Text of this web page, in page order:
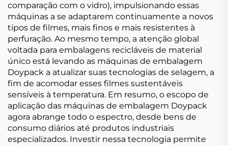
comparação com o vidro), impulsionando essas
máquinas a se adaptarem continuamente a novos
tipos de filmes, mais finos e mais resistentes à
perfuração. Ao mesmo tempo, a atenção global
voltada para embalagens recicláveis de material
único está levando as máquinas de embalagem
Doypack a atualizar suas tecnologias de selagem, a
fim de acomodar esses filmes sustentáveis
sensíveis à temperatura. Em resumo, o escopo de
aplicação das máquinas de embalagem Doypack
agora abrange todo o espectro, desde bens de
consumo diários até produtos industriais
especializados. Investir nessa tecnologia permite